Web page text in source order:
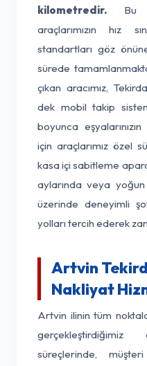
kilometredir. Bu
araçlarımızın hız
standartları göz
sürede
çıkan aracımız,
dek mobil takip
boyunca
için araçlarımız özel
kasa içi sabitleme
aylarında veya
üzerinde deneyimli
yolları tercih ederek
Artvin
Nakliyat
Artvin ilinin tüm
süreçlerinde,